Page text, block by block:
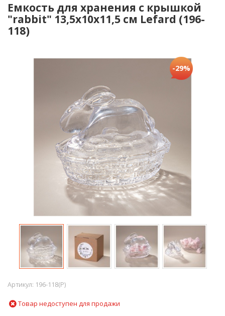
Емкость для хранения с крышкой
"rabbit" 13,5х10х11,5 см Lefard (196-
118)
-29%
Артикул: 196-118(P)
Товар недоступен для продажи